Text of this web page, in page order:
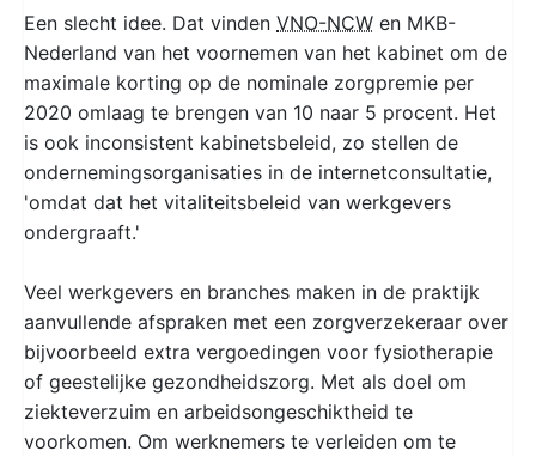
Een slecht idee. Dat vinden VNO-NCW en MKB-
Nederland van het voornemen van het kabinet om de
maximale korting op de nominale zorgpremie per
2020 omlaag te brengen van 10 naar 5 procent. Het
is ook inconsistent kabinetsbeleid, zo stellen de
ondernemingsorganisaties in de internetconsultatie,
'omdat dat het vitaliteitsbeleid van werkgevers
ondergraaft.'
Veel werkgevers en branches maken in de praktijk
aanvullende afspraken met een zorgverzekeraar over
bijvoorbeeld extra vergoedingen voor fysiotherapie
of geestelijke gezondheidszorg. Met als doel om
ziekteverzuim en arbeidsongeschiktheid te
voorkomen. Om werknemers te verleiden om te